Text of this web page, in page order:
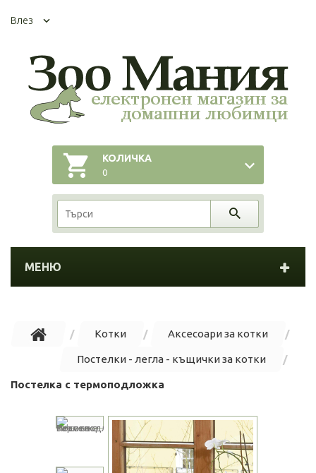
Влез
КОЛИЧКА
0
МЕНЮ
Котки Аксесоари за котки
Постелки - легла - къщички за котки
Постелка с термоподложка